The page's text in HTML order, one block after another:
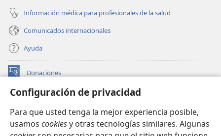
Configuración de privacidad
Para que usted tenga la mejor experiencia posible,
usamos cookiesy otras tecnologías similares. Algunas
Información médica para profesionales de la salud
Comunicados internacionales
Ayuda
Donaciones
(abre
nueva BIBLIOTECA EN LÍNEA Watchtower™
una
nueva
ventana)
JW Hub
(abre